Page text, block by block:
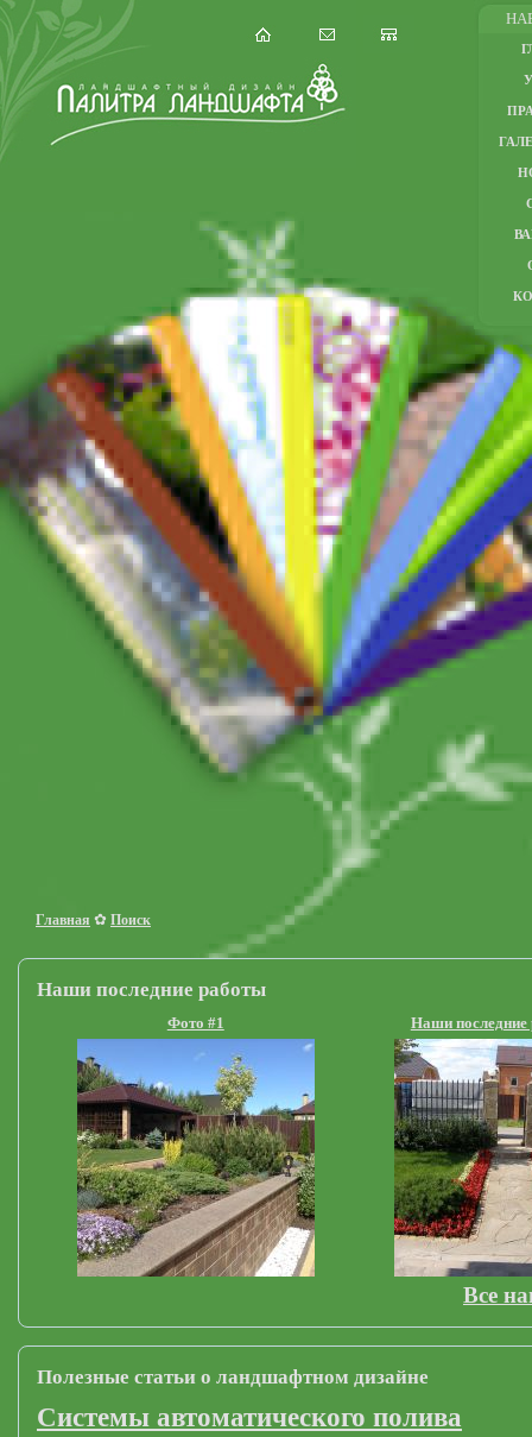
Главная ✿ Поиск
Наши последние работы
Фото #1 Наши последние
Все
Полезные статьи о ландшафтном дизайне
Системы автоматического полива